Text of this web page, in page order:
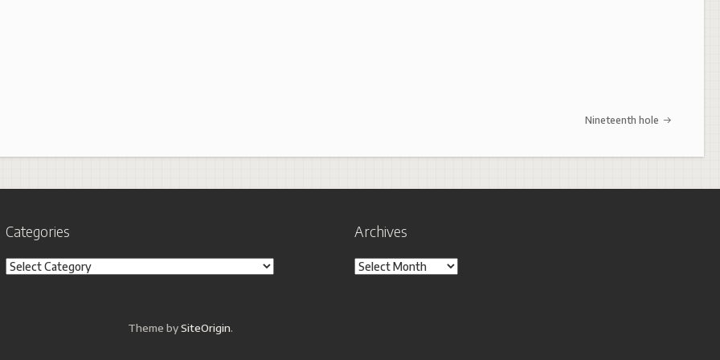
Nineteenth hole
Archives
Archives
Categories
Categories
Theme bySiteOrigin.